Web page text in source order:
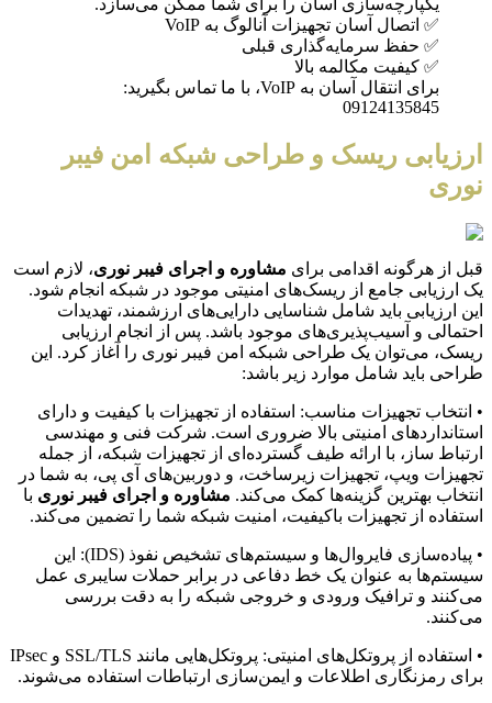
یکپارچه‌سازی آسان را برای شما ممکن می‌سازد.
✅ اتصال آسان تجهیزات آنالوگ به VoIP
✅ حفظ سرمایه‌گذاری قبلی
✅ کیفیت مکالمه بالا
برای انتقال آسان به VoIP، با ما تماس بگیرید:
09124135845
ارزیابی ریسک و طراحی شبکه امن فیبر
نوری
قبل از هرگونه اقدامی برای مشاوره و اجرای فیبر نوری، لازم است
یک ارزیابی جامع از ریسک‌های امنیتی موجود در شبکه انجام شود.
این ارزیابی باید شامل شناسایی دارایی‌های ارزشمند، تهدیدات
احتمالی و آسیب‌پذیری‌های موجود باشد. پس از انجام ارزیابی
ریسک، می‌توان یک طراحی شبکه امن فیبر نوری را آغاز کرد. این
طراحی باید شامل موارد زیر باشد:
• انتخاب تجهیزات مناسب: استفاده از تجهیزات با کیفیت و دارای
استانداردهای امنیتی بالا ضروری است. شرکت فنی و مهندسی
ارتباط ساز، با ارائه طیف گسترده‌ای از تجهیزات شبکه، از جمله
تجهیزات ویپ، تجهیزات زیرساخت، و دوربین‌های آی پی، به شما در
انتخاب بهترین گزینه‌ها کمک می‌کند. مشاوره و اجرای فیبر نوری با
استفاده از تجهیزات باکیفیت، امنیت شبکه شما را تضمین می‌کند.
• پیاده‌سازی فایروال‌ها و سیستم‌های تشخیص نفوذ (IDS): این
سیستم‌ها به عنوان یک خط دفاعی در برابر حملات سایبری عمل
می‌کنند و ترافیک ورودی و خروجی شبکه را به دقت بررسی
می‌کنند.
• استفاده از پروتکل‌های امنیتی: پروتکل‌هایی مانند SSL/TLS و IPsec
برای رمزنگاری اطلاعات و ایمن‌سازی ارتباطات استفاده می‌شوند.